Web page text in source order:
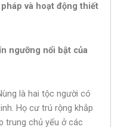
và hoạt động thiết
ngưỡng nổi bật của
là hai tộc người có
Họ cư trú rộng khắp
trung chủ yếu ở các